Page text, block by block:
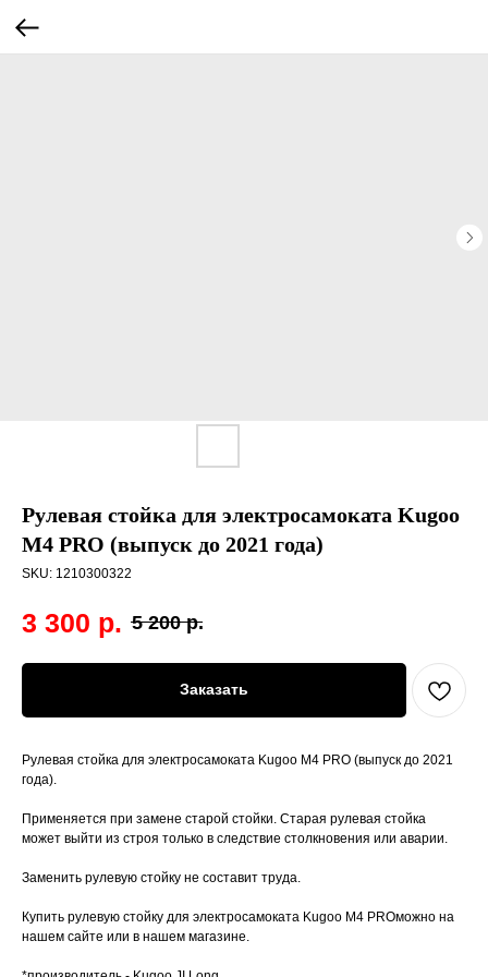
Рулевая стойка для электросамоката Kugoo
M4 PRO (выпуск до 2021 года)
SKU: 1210300322
3 300 р. 5 200 р.
Заказать
Рулевая стойка для электросамоката Kugoo M4 PRO (выпуск до 2021
года).
Применяется при замене старой стойки. Старая рулевая стойка
может выйти из строя только в следствие столкновения или аварии.
Заменить рулевую стойку не составит труда.
Купить рулевую стойку для электросамоката Kugoo M4 PROможно на
нашем сайте или в нашем магазине.